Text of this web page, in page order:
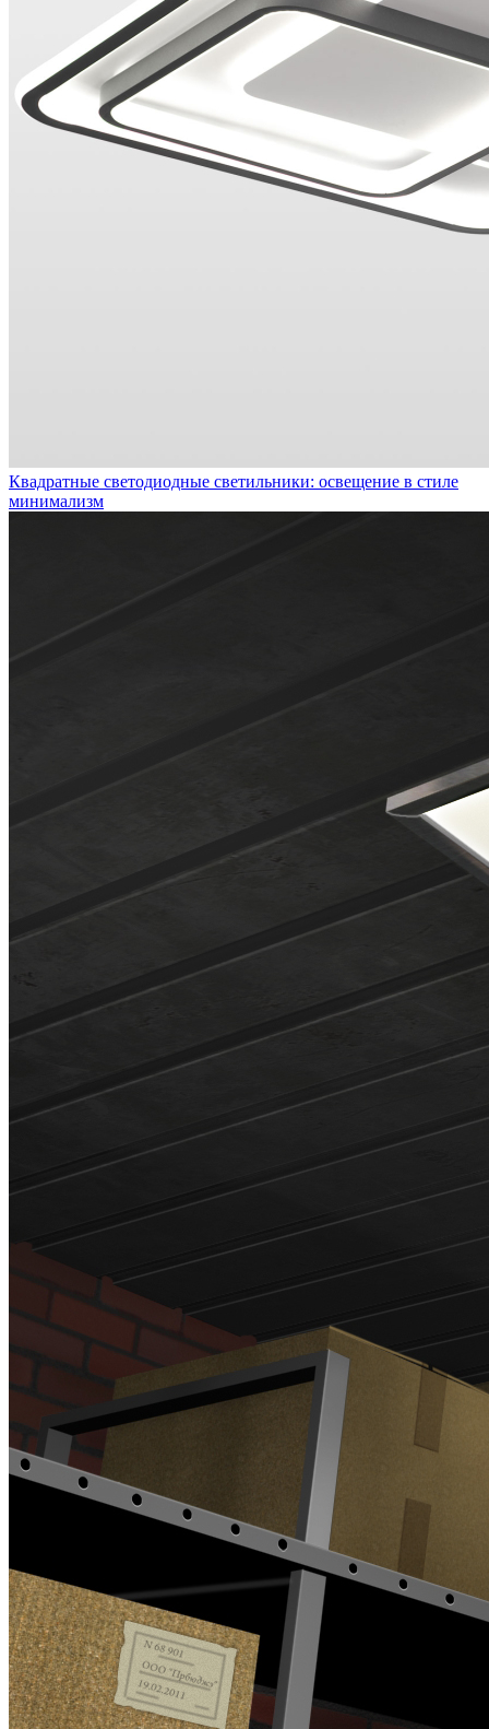
Квадратные светодиодные светильники: освещение в стиле
минимализм